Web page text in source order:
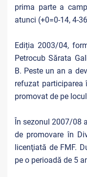
prima parte a
atunci (+0=0-14, 4-
Ediția 2003/04,
Petrocub Sărata
B. Peste un an a
refuzat participarea
promovat de pe
În sezonul 2007/08
de promovare în
licenţiată de FMF.
pe o perioadă de 5